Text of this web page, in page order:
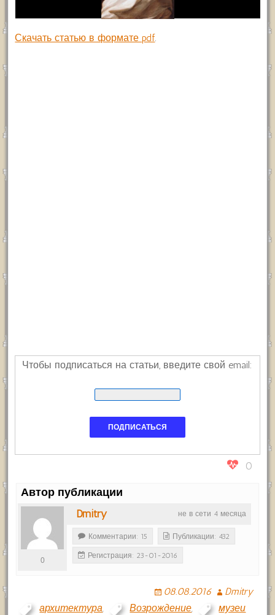
Скачать статью в формате pdf.
Чтобы подписаться на статьи, введите свой email:
0
Автор публикации
не в сети 4 месяца
Dmitry
0
Комментарии: 15 Публикации: 432
Регистрация: 23-01-2016
08.08.2016
Dmitry
архитектура, Возрождение, музеи